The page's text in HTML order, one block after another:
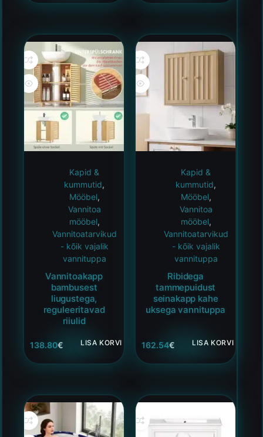
Kapid &
kummutid,
Mööbel,
Vannitoa
mööbel,
Vannitoatarvikud
- kõik vajalik
vannituppa
Vannitoakapp
bambusest
liugustega,
reguleeritavad
riiulid
138.80€ LISA KORVI
Kapid &
kummutid,
Mööbel,
Vannitoa
mööbel,
Vannitoatarvikud
- kõik vajalik
vannituppa
Ribidega
tammepuidust
seinakapp kahe
uksega vannituppa
162.54€ LISA KORVI